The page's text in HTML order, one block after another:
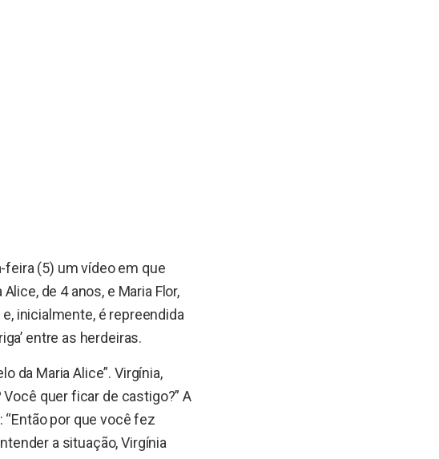
feira (5) um vídeo em que
de 4 anos, e Maria Flor,
inicialmente, é repreendida
entre as herdeiras.
da Maria Alice”. Virgínia,
quer ficar de castigo?” A
por que você fez
a situação, Virgínia